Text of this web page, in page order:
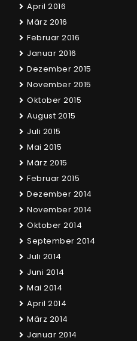
April 2016
März 2016
Februar 2016
Januar 2016
Dezember 2015
November 2015
Oktober 2015
August 2015
Juli 2015
Mai 2015
März 2015
Februar 2015
Dezember 2014
November 2014
Oktober 2014
September 2014
Juli 2014
Juni 2014
Mai 2014
April 2014
März 2014
Januar 2014